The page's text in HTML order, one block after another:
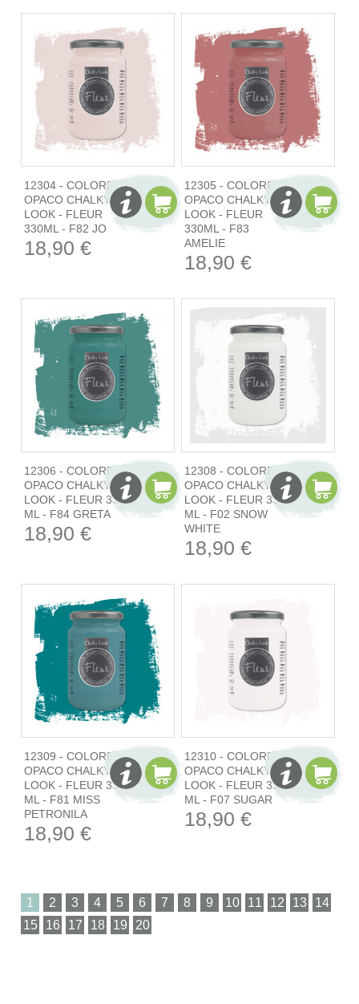
12304 - COLORE
OPACO CHALKY
LOOK - FLEUR
330ML - F82 JO
18,90 €
12305 - COLORE
OPACO CHALKY
LOOK - FLEUR
330ML - F83
AMELIE
18,90 €
12306 - COLORE
OPACO CHALKY
LOOK - FLEUR 330
ML - F84 GRETA
18,90 €
12308 - COLORE
OPACO CHALKY
LOOK - FLEUR 330
ML - F02 SNOW
WHITE
18,90 €
12309 - COLORE
OPACO CHALKY
LOOK - FLEUR 330
ML - F81 MISS
PETRONILA
18,90 €
12310 - COLORE
OPACO CHALKY
LOOK - FLEUR 330
ML - F07 SUGAR
18,90 €
1